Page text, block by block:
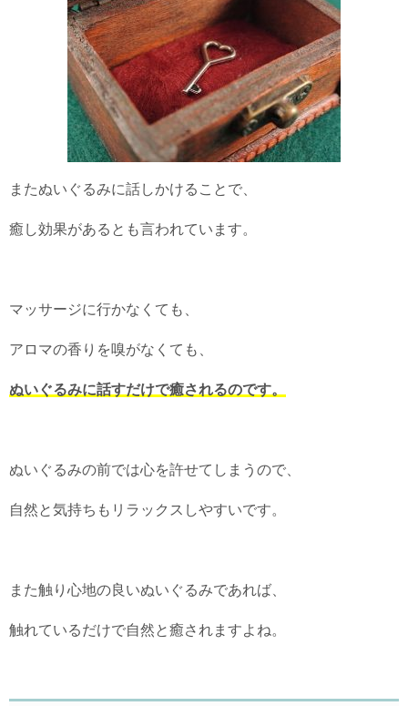
またぬいぐるみに話しかけることで、
癒し効果があるとも言われています。
マッサージに行かなくても、
アロマの香りを嗅がなくても、
ぬいぐるみに話すだけで癒されるのです。
ぬいぐるみの前では心を許せてしまうので、
自然と気持ちもリラックスしやすいです。
また触り心地の良いぬいぐるみであれば、
触れているだけで自然と癒されますよね。